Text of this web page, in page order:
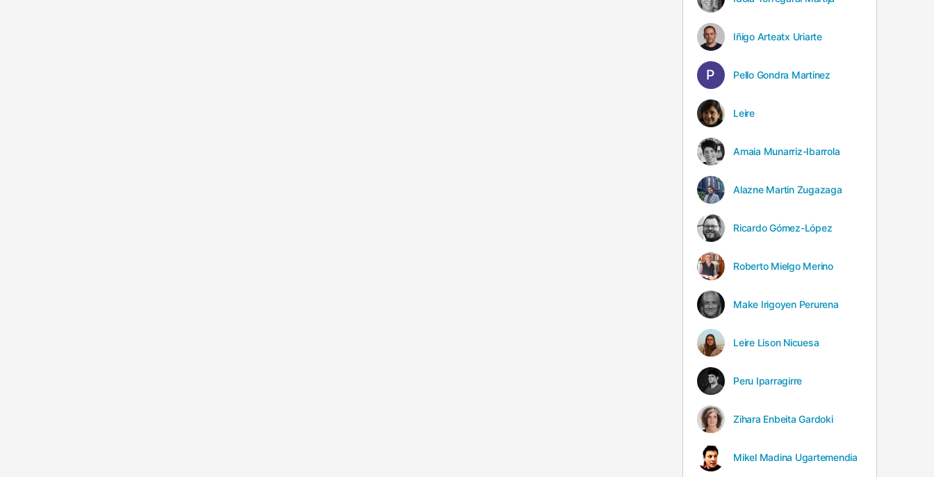
Iñigo Arteatx Uriarte
Pello Gondra Martinez
Leire
Amaia Munarriz-Ibarrola
Alazne Martin Zugazaga
Ricardo Gómez-López
Roberto Mielgo Merino
Make Irigoyen Perurena
Leire Lison Nicuesa
Peru Iparragirre
Zihara Enbeita Gardoki
Mikel Madina Ugartemendia